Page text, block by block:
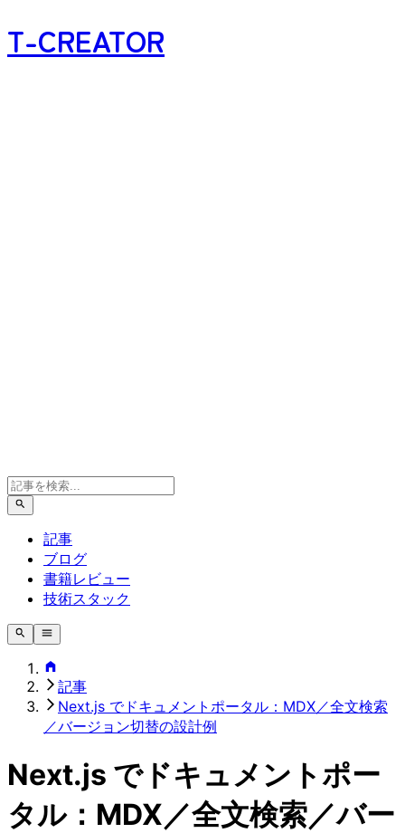
T-CREATOR
記事
ブログ
書籍レビュー
技術スタック
記事
Next.js でドキュメントポータル：MDX／全文検索
／バージョン切替の設計例
Next.js でドキュメントポー
タル：MDX／全文検索／バー